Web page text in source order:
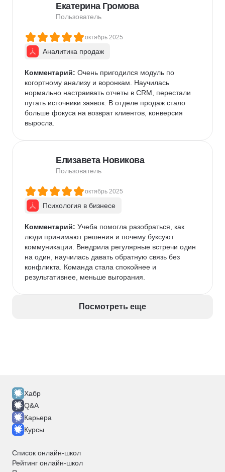
Екатерина Громова
Пользователь
октябрь 2025
Аналитика продаж
Комментарий: Очень пригодился модуль по
когортному анализу и воронкам. Научилась
нормально настраивать отчеты в CRM, перестали
путать источники заявок. В отделе продаж стало
больше фокуса на возврат клиентов, конверсия
выросла.
Елизавета Новикова
Пользователь
октябрь 2025
Психология в бизнесе
Комментарий: Учеба помогла разобраться, как
люди принимают решения и почему буксуют
коммуникации. Внедрила регулярные встречи один
на один, научилась давать обратную связь без
конфликта. Команда стала спокойнее и
результативнее, меньше выгорания.
Посмотреть еще
Хабр
Q&A
Карьера
Курсы
Список онлайн-школ
Рейтинг онлайн-школ